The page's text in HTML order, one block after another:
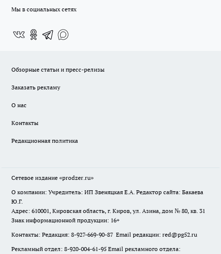
Мы в социальных сетях
Обзорные статьи и пресс-релизы
Заказать рекламу
О нас
Контакты
Редакционная политика
Сетевое издание «prodzer.ru»
О компании: Учредитель: ИП Звеняцкая Е.А. Редактор сайта: Бакаева
Ю.Г.
Адрес: 610001, Кировская область, г. Киров, ул. Азина, дом № 80, кв. 31
Знак информационной продукции: 16+
Контакты: Редакция: 8-927-669-90-87 Email редакции: red@pg52.ru
Рекламный отдел: 8-920-004-61-95 Email рекламного отдела: